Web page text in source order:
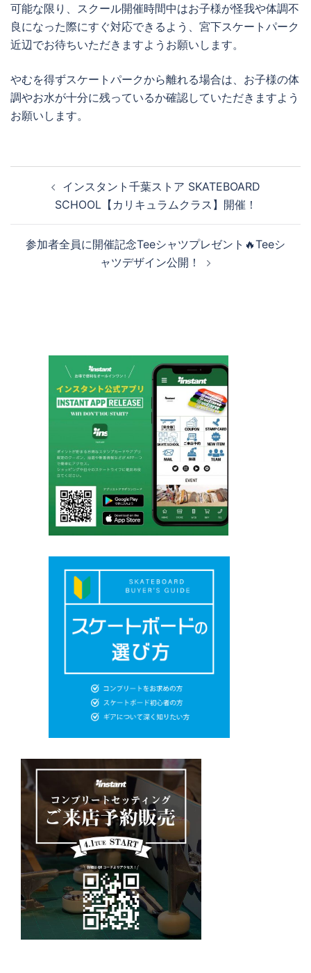
可能な限り、スクール開催時間中はお子様が怪我や体調不
良になった際にすぐ対応できるよう、宮下スケートパーク
近辺でお待ちいただきますようお願いします。
やむを得ずスケートパークから離れる場合は、お子様の体
調やお水が十分に残っているか確認していただきますよう
お願いします。
ゲ
インスタント千葉ストア SKATEBOARD
SCHOOL【カリキュラムクラス】開催！
参加者全員に開催記念Teeシャツプレゼント🔥Teeシ
ャツデザイン公開！